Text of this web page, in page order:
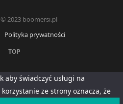
2023 boomersi.pl
Polityka prywatności
TOP
aby świadczyć usługi na
ze strony oznacza, że